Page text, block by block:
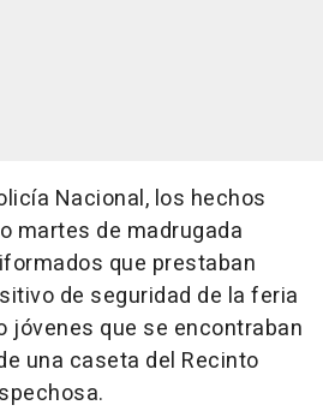
Nacional, los hechos
martes de madrugada
que prestaban
de seguridad de la feria
jóvenes que se encontraban
una caseta del Recinto